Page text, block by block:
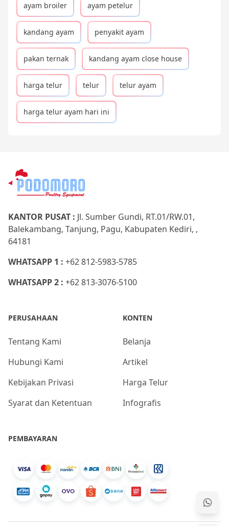
ayam broiler ayam petelur
kandang ayam penyakit ayam
pakan ternak kandang ayam close house
harga telur telur telur ayam
harga telur ayam hari ini
KANTOR PUSAT : Jl. Sumber Gundi, RT.01/RW.01,
Balekambang, Tanjung, Pagu, Kabupaten Kediri, ,
64181
WHATSAPP 1 : +62 812-5983-5785
WHATSAPP 2 : +62 813-3076-5100
PERUSAHAAN
Tentang Kami
Hubungi Kami
Kebijakan Privasi
Syarat dan Ketentuan
KONTEN
Belanja
Artikel
Harga Telur
Infografis
PEMBAYARAN